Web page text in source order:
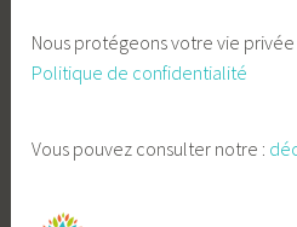
Nous protégeons votre vie privée
Politique de confidentialité
Vous pouvez consulter notre :